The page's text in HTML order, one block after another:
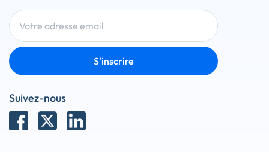
S'inscrire
Suivez-nous